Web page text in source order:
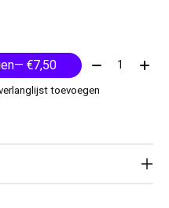
— €7,50 Aantal:
toevoegen